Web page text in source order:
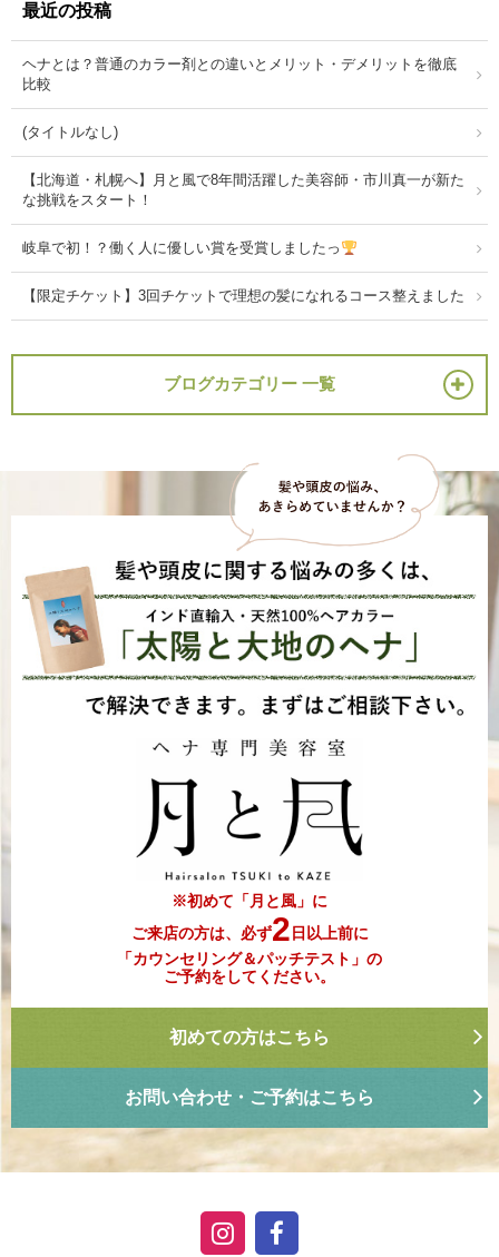
最近の投稿
ヘナとは？普通のカラー剤との違いとメリット・デメリットを徹底
比較
(タイトルなし)
【北海道・札幌へ】月と風で8年間活躍した美容師・市川真一が新た
な挑戦をスタート！
岐阜で初！？働く人に優しい賞を受賞しましたっ
【限定チケット】3回チケットで理想の髪になれるコース整えました
ブログカテゴリー 一覧
※初めて「月と風」に
ご来店の方は、必ず2日以上前に
「カウンセリング＆パッチテスト」の
ご予約をしてください。
初めての方はこちら
お問い合わせ・ご予約はこちら